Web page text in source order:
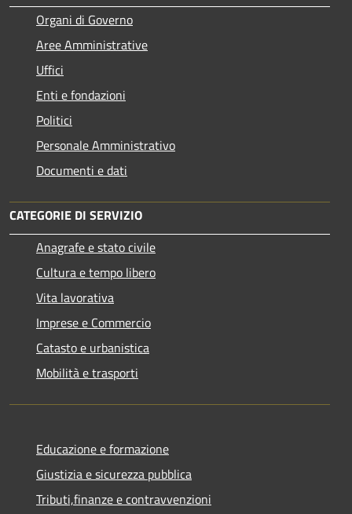
Organi di Governo
Aree Amministrative
Uffici
Enti e fondazioni
Politici
Personale Amministrativo
Documenti e dati
CATEGORIE DI SERVIZIO
Anagrafe e stato civile
Cultura e tempo libero
Vita lavorativa
Imprese e Commercio
Catasto e urbanistica
Mobilità e trasporti
Educazione e formazione
Giustizia e sicurezza pubblica
Tributi,finanze e contravvenzioni